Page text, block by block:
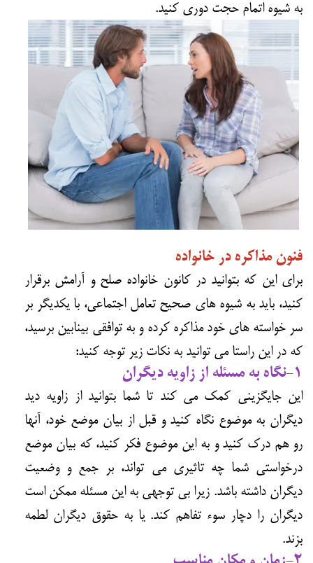
به شیوه اتمام حجت دوری کنید.
فنون مذاکره در خانواده
برای این که بتوانید در کانون خانواده صلح و آرامش برقرار
کنید، باید به شیوه های صحیح تعامل اجتماعی، با یکدیگر بر
سر خواسته های خود مذاکره کرده و به توافقی بینابین برسید،
که در این راستا می توانید به نکات زیر توجه کنید:
1-نگاه به مسئله از زاویه دیگران
این جایگزینی کمک می کند تا شما بتوانید از زاویه دید
دیگران به موضوع نگاه کنید و قبل از بیان موضع خود، آنها
رو هم درک کنید و به این موضوع فکر کنید، که بیان موضع
درخواستی شما چه تاثیری می تواند، بر جمع و وضعیت
دیگران داشته باشد. زیرا بی توجهی به این مسئله ممکن است
دیگران را دچار سوء تفاهم کند. یا به حقوق دیگران لطمه
بزند.